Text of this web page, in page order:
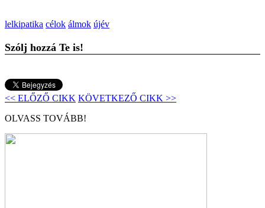
lelkipatika célok álmok újév
Szólj hozzá Te is!
<< ELŐZŐ CIKK KÖVETKEZŐ CIKK >>
OLVASS TOVÁBB!